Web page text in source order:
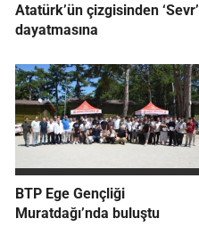
Atatürk’ün çizgisinden ‘Sevr’
dayatmasına
BTP Ege Gençliği
Muratdağı’nda buluştu